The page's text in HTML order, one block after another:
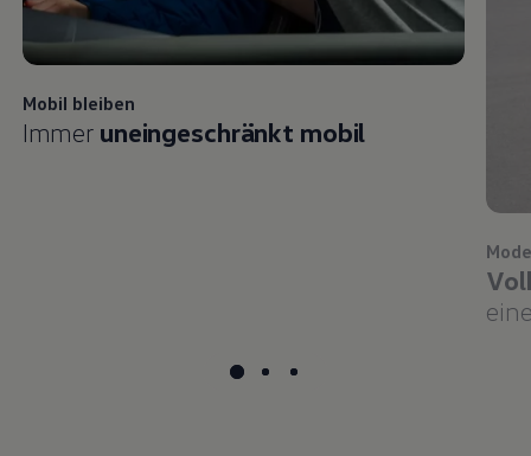
Mobil bleiben
Immer uneingeschränkt mobil